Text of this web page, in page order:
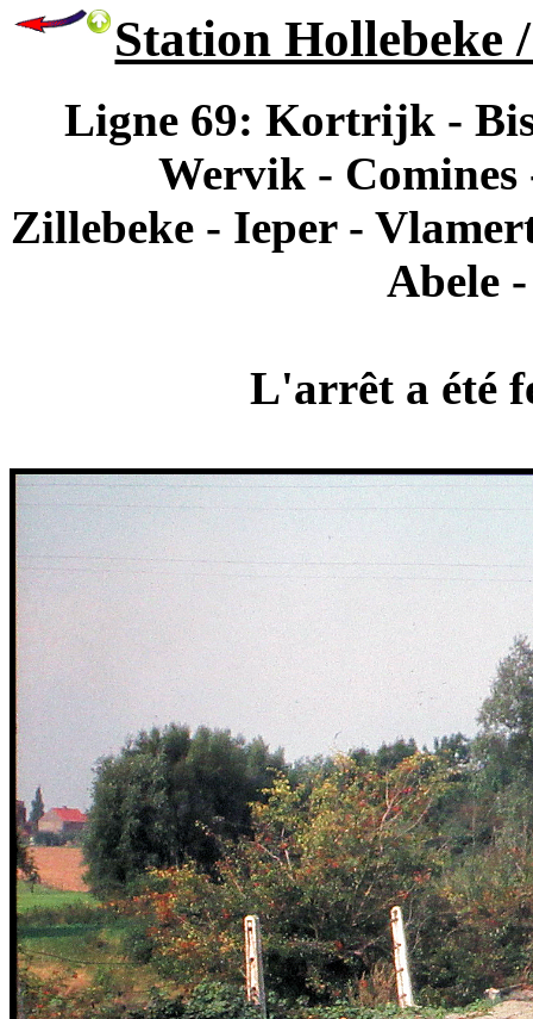
Station Hollebeke
Ligne 69: Kortrijk -
Wervik -
Zillebeke - Ieper -
Abele
L'arrêt a été